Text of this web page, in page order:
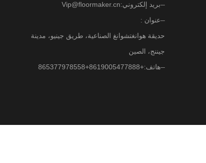
بريد إلكتروني:Vip@floormaker.cn
عنوان :
حديقة هوانغتشوانغ الصناعية، طريق جينيو، مدينة
جيننج، الصين
هاتف:+865377978558+8619005477888